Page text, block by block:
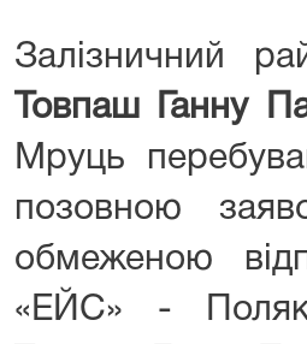
Залізничний
Товпаш Ганну
Мруць
позовною
обмеженою
«ЕЙС» -